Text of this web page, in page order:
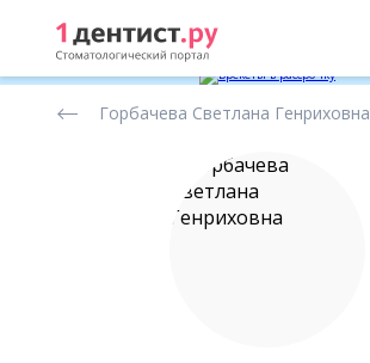
стоматологов
Горбачева Светлана Генриховна